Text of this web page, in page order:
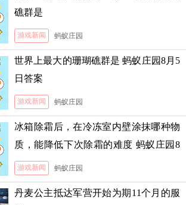
礁群是
游戏新闻 蚂蚁庄园
世界上最大的珊瑚礁群是 蚂蚁庄园8月5
日答案
游戏新闻 蚂蚁庄园
冰箱除霜后，在冷冻室内壁涂抹哪种物
质，能降低下次除霜的难度 蚂蚁庄园8
月5日答案
游戏新闻 蚂蚁庄园
丹麦公主抵达军营开始为期11个月的服